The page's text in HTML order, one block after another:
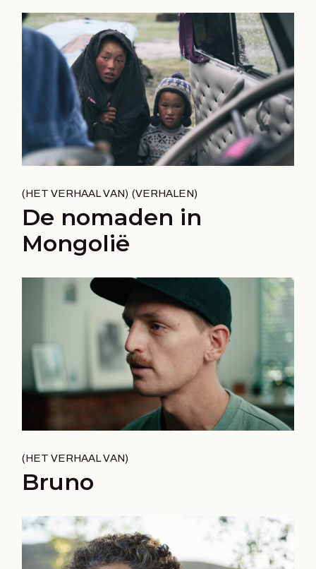
HET VERHAAL VAN VERHALEN
De nomaden in
Mongolië
HET VERHAAL VAN
Bruno